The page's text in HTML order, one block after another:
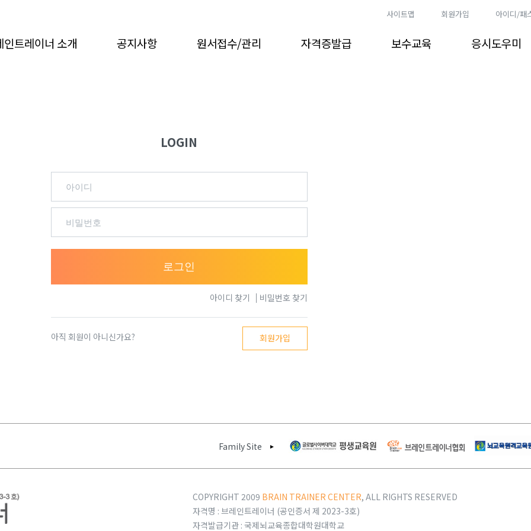
사이트맵 회원가입 아이디/패
인트레이너 소개 공지사항 원서접수/관리 자격증발급 보수교육 응시도우미
LOGIN
로그인
아이디 찾기 비밀번호 찾기
아직 회원이 아니신가요? 회원가입
Family Site
COPYRIGHT 2009 BRAIN TRAINER CENTER, ALL RIGHTS RESERVED
자격명 : 브레인트레이너 (공인증서 제 2023-3호)
자격발급기관 : 국제뇌교육종합대학원대학교